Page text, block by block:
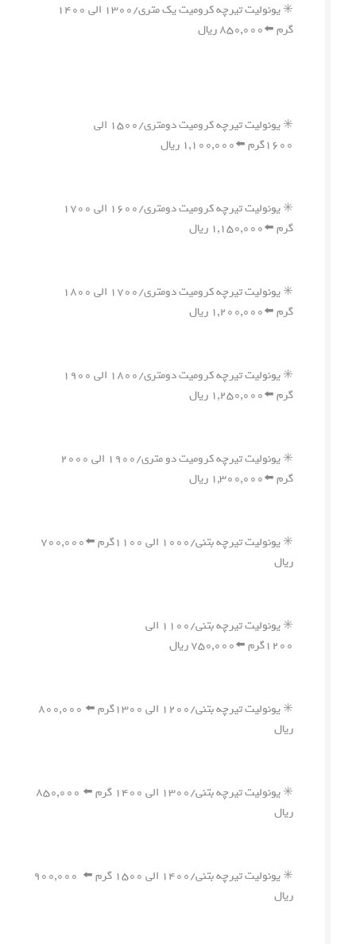
✳️ یونولیت تیرچه کرومیت یک متری/۱۳۰۰ الی ۱۴۰۰
گرم ⬅️۸۵۰,۰۰۰ ریال
✳️ یونولیت تیرچه کرومیت دومتری/۱۵۰۰ الی
۱۶۰۰گرم ⬅️۱,۱۰۰,۰۰۰ ریال
✳️ یونولیت تیرچه کرومیت دومتری/۱۶۰۰ الی ۱۷۰۰
گرم ⬅️۱,۱۵۰,۰۰۰ ریال
✳️ یونولیت تیرچه کرومیت دومتری/۱۷۰۰ الی ۱۸۰۰
گرم ⬅️۱,۲۰۰,۰۰۰ ریال
✳️ یونولیت تیرچه کرومیت دومتری/۱۸۰۰ الی ۱۹۰۰
گرم ⬅️۱,۲۵۰,۰۰۰ ریال
✳️ یونولیت تیرچه کرومیت دو متری/۱۹۰۰ الی ۲۰۰۰
گرم ⬅️۱,۳۰۰,۰۰۰ ریال
✳️ یونولیت تیرچه بتنی/۱۰۰۰ الی ۱۱۰۰گرم ⬅️۷۰۰,۰۰۰
ریال
✳️ یونولیت تیرچه بتنی/۱۱۰۰ الی
۱۲۰۰گرم ⬅️۷۵۰,۰۰۰ ریال
✳️ یونولیت تیرچه بتنی/۱۲۰۰ الی ۱۳۰۰گرم ⬅️ ۸۰۰,۰۰۰
ریال
✳️ یونولیت تیرچه بتنی/۱۳۰۰ الی ۱۴۰۰ گرم ⬅️ ۸۵۰,۰۰۰
ریال
✳️ یونولیت تیرچه بتنی/۱۴۰۰ الی ۱۵۰۰ گرم ⬅️ ۹۰۰,۰۰۰
ریال